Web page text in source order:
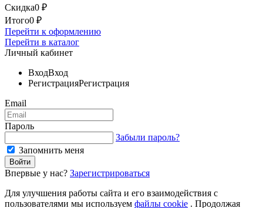
Скидка0 ₽
Итого0 ₽
Перейти к оформлению
Перейти в каталог
Личный кабинет
ВходВход
РегистрацияРегистрация
Email
Пароль
Забыли пароль?
Запомнить меня
Впервые у нас? Зарегистрироваться
Для улучшения работы сайта и его взаимодействия с
пользователями мы используем файлы cookie . Продолжая